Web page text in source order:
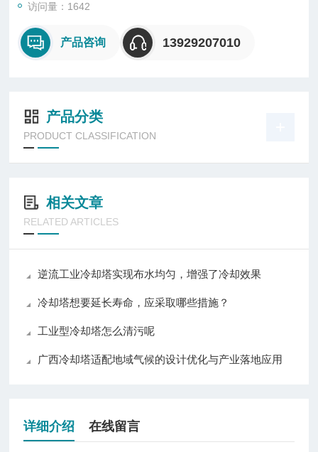
访问量：1642
产品咨询 13929207010
产品分类
PRODUCT CLASSIFICATION
相关文章
RELATED ARTICLES
逆流工业冷却塔实现布水均匀，增强了冷却效果
冷却塔想要延长寿命，应采取哪些措施？
工业型冷却塔怎么清污呢
广西冷却塔适配地域气候的设计优化与产业落地应用
详细介绍 在线留言